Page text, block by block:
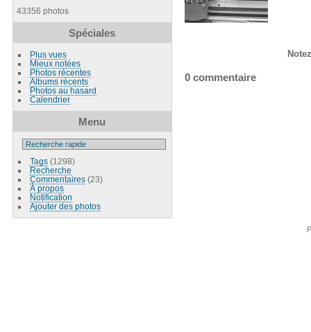
43356 photos
Spéciales
Plus vues
Mieux notées
Photos récentes
Albums récents
Photos au hasard
Calendrier
Menu
Tags(1298)
Recherche
Commentaires(23)
À propos
Notification
Ajouter des photos
0 commentaire